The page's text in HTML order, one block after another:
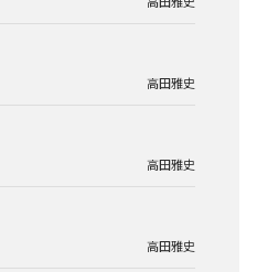
高田雅史
高田雅史
高田雅史